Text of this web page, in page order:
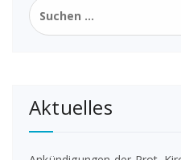
nach:
Aktuelles